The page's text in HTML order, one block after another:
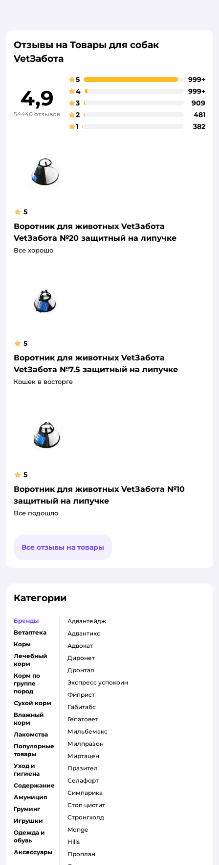
Отзывы на Товары для собак
VetЗабота
4,9
54440 отзывов
5
999+
4
999+
3
909
2
481
1
382
5
Воротник для животных VetЗабота
VetЗабота №20 защитный на липучке
Все хорошо
5
Воротник для животных VetЗабота
VetЗабота №7.5 защитный на липучке
Кошек в восторге
5
Воротник для животных VetЗабота №10
защитный на липучке
Все подошло
Все отзывы на товары
Категории
Бренды
Ветаптека
Корм
Лечебный
корм
Корм по
группе
пород
Сухой корм
Влажный
корм
Лакомства
Популярные
товары
Уход и
гигиена
Содержание
Амуниция
Груминг
Игрушки
Одежда и
обувь
Аксессуары
адвантейдж
адвантикс
адвокат
диронет
дронтал
экспресс успокоин
фиприст
габитабс
гепатовет
мильбемакс
милпразон
миртацен
празител
селафорт
симпарика
стоп цистит
стронгхолд
monge
hills
проплан